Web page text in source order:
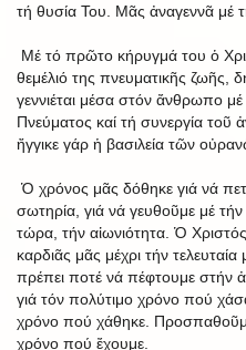
τή θυσία Του. Μᾶς ἀναγεννᾶ μέ
Μέ τό πρῶτο κήρυγμά του ὁ
θεμέλιό της πνευματικῆς ζωῆς,
γεννιέται μέσα στόν ἄνθρωπο μέ
Πνεύματος καί τή συνεργία τοῦ
ἤγγικε γάρ ἡ βασιλεία τῶν
Ὁ χρόνος μᾶς δόθηκε γιά νά
σωτηρία, γιά νά γευθοῦμε μέ
τώρα, τήν αἰωνιότητα. Ὁ
καρδιᾶς μᾶς μέχρι τήν
πρέπει ποτέ νά πέφτουμε στήν
γιά τόν πολύτιμο χρόνο πού
χρόνο πού χάθηκε.
χρόνο πού ἔχουμε.